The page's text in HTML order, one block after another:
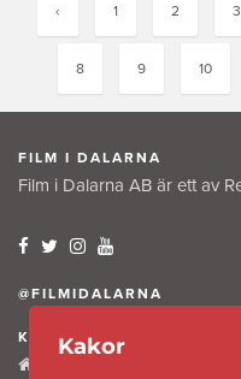
‹ 1 2 3
8 9 10
FILM I DALARNA
Film i Dalarna AB är ett av
@FILMIDALARNA
KONTAKTA OSS
Kakor